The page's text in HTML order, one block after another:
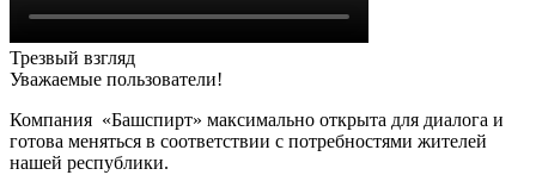
Трезвый взгляд
Уважаемые пользователи!
Компания «Башспирт» максимально открыта для диалога и
готова меняться в соответствии с потребностями жителей
нашей республики.